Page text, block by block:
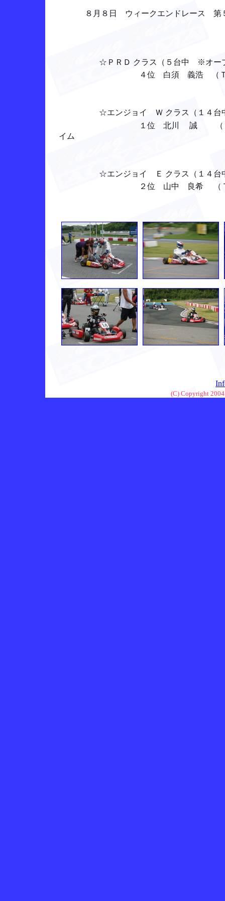
８月８日 ウィークエンドレース 第
☆ＰＲＤ クラス（５台中 ※オープ
４位 白須 義浩 （ＴＴ： ２
☆エンジョイ Ｗ クラス（１４台
１位 北川 誠 （ＴＴ
イム
☆エンジョイ Ｅ クラス（１４台
２位 山中 良希 （ＴＴ：
(C) Copyright